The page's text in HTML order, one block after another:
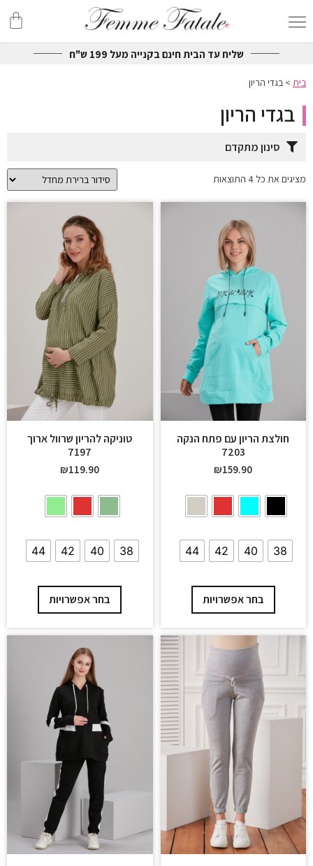
שליח עד הבית חינם בקנייה מעל 199 ש"ח
בית > בגדי הריון
בגדי הריון
סינון מתקדם
מציגים את כל ⁦4⁩ התוצאות
חולצת הריון עם פתח הנקה
7203
₪159.90
38
40
42
44
בחר אפשרויות
טוניקה להריון שרוול ארוך
7197
₪119.90
38
40
42
44
בחר אפשרויות